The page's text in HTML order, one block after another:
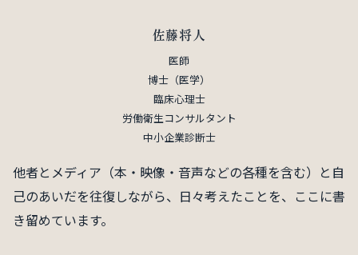
佐藤将人
医師
博士（医学）
臨床心理士
労働衛生コンサルタント
中小企業診断士
他者とメディア（本・映像・音声などの各種を含む）と自
己のあいだを往復しながら、日々考えたことを、ここに書
き留めています。